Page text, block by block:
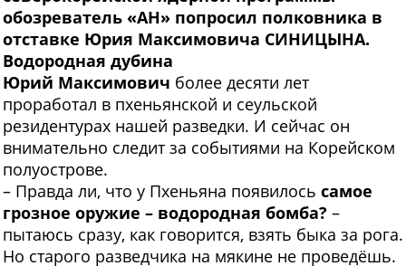
обозреватель «АН» попросил полковника в
отставке Юрия Максимовича СИНИЦЫНА.
Водородная дубина
Юрий Максимович более десяти лет
проработал в пхеньянской и сеульской
резидентурах нашей разведки. И сейчас он
внимательно следит за событиями на Корейском
полуострове.
– Правда ли, что у Пхеньяна появилось самое
грозное оружие – водородная бомба? –
пытаюсь сразу, как говорится, взять быка за рога.
Но старого разведчика на мякине не проведёшь.